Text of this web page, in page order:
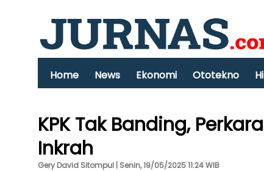
Home News Ekonomi Ototekno
KPK Tak Banding,
Inkrah
Gery David Sitompul | Senin, 19/05/2025 11:24 WIB